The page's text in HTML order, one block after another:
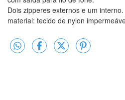
Dois zipperes externos e um interno.
material: tecido de nylon